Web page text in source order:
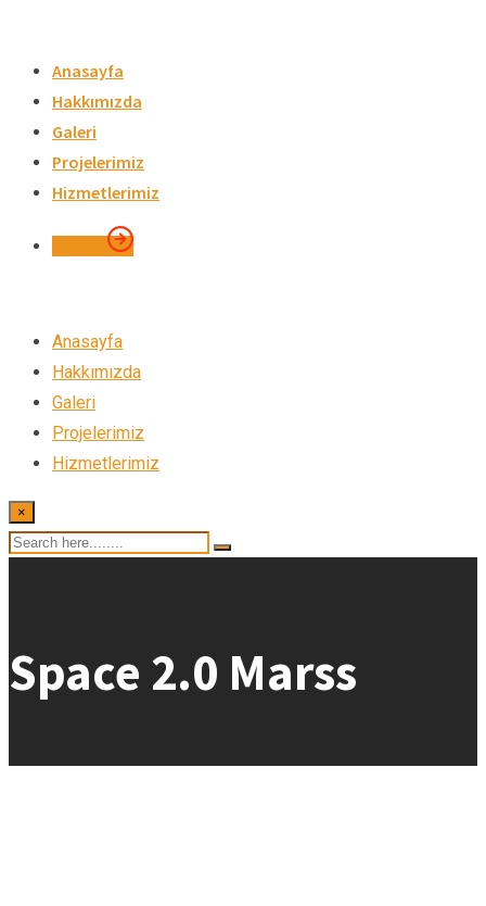
content
Anasayfa
Hakkımızda
Galeri
Projelerimiz
Hizmetlerimiz
Anasayfa
Hakkımızda
Galeri
Projelerimiz
Hizmetlerimiz
×
Space 2.0 Marss